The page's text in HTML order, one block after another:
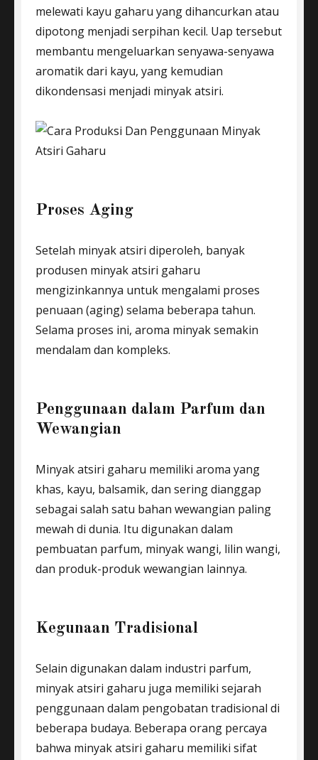
melewati kayu gaharu yang dihancurkan atau
dipotong menjadi serpihan kecil. Uap tersebut
membantu mengeluarkan senyawa-senyawa
aromatik dari kayu, yang kemudian
dikondensasi menjadi minyak atsiri.
Proses Aging
Setelah minyak atsiri diperoleh, banyak
produsen minyak atsiri gaharu
mengizinkannya untuk mengalami proses
penuaan (aging) selama beberapa tahun.
Selama proses ini, aroma minyak semakin
mendalam dan kompleks.
Penggunaan dalam Parfum dan
Wewangian
Minyak atsiri gaharu memiliki aroma yang
khas, kayu, balsamik, dan sering dianggap
sebagai salah satu bahan wewangian paling
mewah di dunia. Itu digunakan dalam
pembuatan parfum, minyak wangi, lilin wangi,
dan produk-produk wewangian lainnya.
Kegunaan Tradisional
Selain digunakan dalam industri parfum,
minyak atsiri gaharu juga memiliki sejarah
penggunaan dalam pengobatan tradisional di
beberapa budaya. Beberapa orang percaya
bahwa minyak atsiri gaharu memiliki sifat